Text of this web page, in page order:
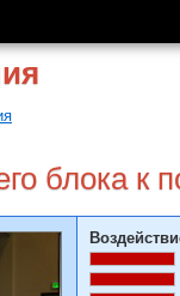
блока к